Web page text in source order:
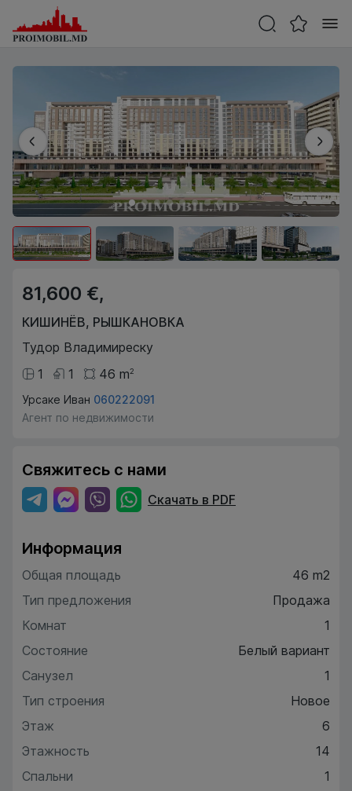
81,600 €,
КИШИНЁВ, РЫШКАНОВКА
Тудор Владимиреску
1
1 46 m2
Урсаке Иван 060222091
Агент по недвижимости
Свяжитесь с нами
Скачать в PDF
Информация
Общая площадь
46 m2
Тип предложения
Продажа
Комнат
1
Состояние
Белый вариант
Санузел
1
Тип строения
Новое
Этаж
6
Этажность
14
Спальни
1